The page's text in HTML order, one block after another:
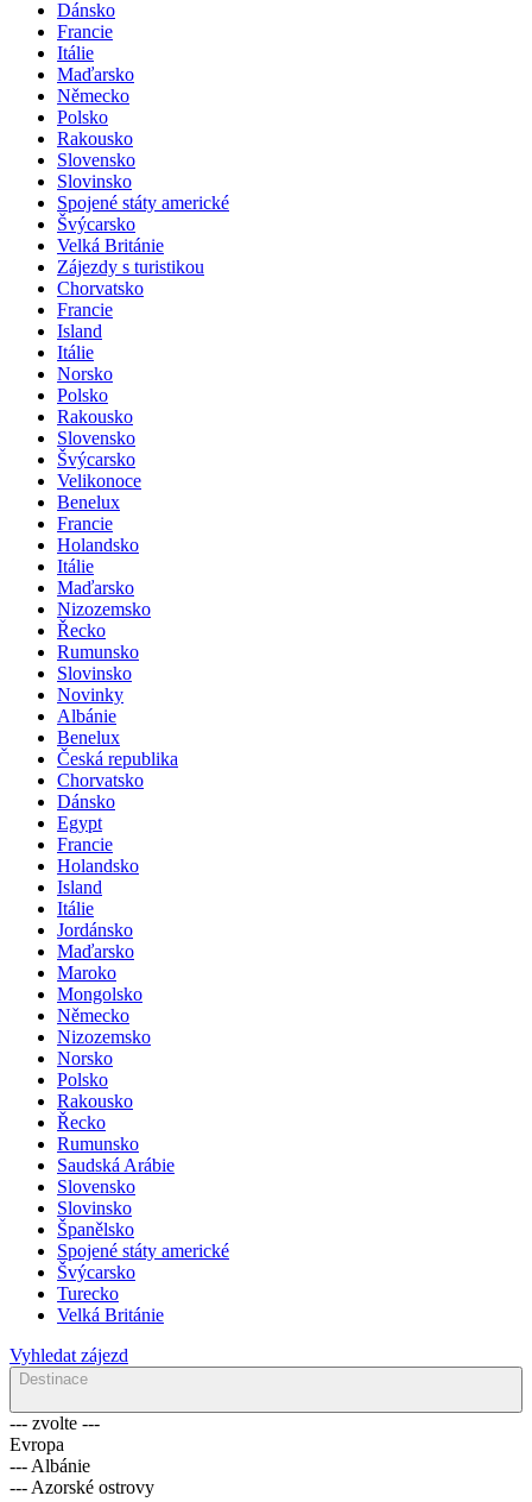
Dánsko
Francie
Itálie
Maďarsko
Německo
Polsko
Rakousko
Slovensko
Slovinsko
Spojené státy americké
Švýcarsko
Velká Británie
Zájezdy s turistikou
Chorvatsko
Francie
Island
Itálie
Norsko
Polsko
Rakousko
Slovensko
Švýcarsko
Velikonoce
Benelux
Francie
Holandsko
Itálie
Maďarsko
Nizozemsko
Řecko
Rumunsko
Slovinsko
Novinky
Albánie
Benelux
Česká republika
Chorvatsko
Dánsko
Egypt
Francie
Holandsko
Island
Itálie
Jordánsko
Maďarsko
Maroko
Mongolsko
Německo
Nizozemsko
Norsko
Polsko
Rakousko
Řecko
Rumunsko
Saudská Arábie
Slovensko
Slovinsko
Španělsko
Spojené státy americké
Švýcarsko
Turecko
Velká Británie
Vyhledat zájezd
Destinace
--- zvolte ---
Evropa
--- Albánie
--- Azorské ostrovy